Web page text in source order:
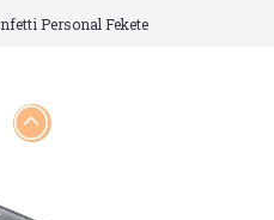
Personal Fekete